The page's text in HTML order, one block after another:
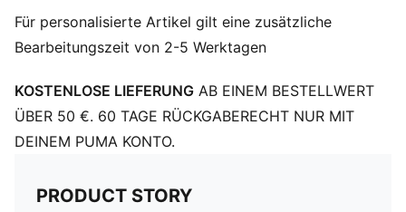
Plateau-Style
Robuste Gummilaufsohle
Für personalisierte Artikel gilt eine zusätzliche
Bearbeitungszeit von 2-5 Werktagen
KOSTENLOSE LIEFERUNG AB EINEM BESTELLWERT
ÜBER 50 €. 60 TAGE RÜCKGABERECHT NUR MIT
DEINEM PUMA KONTO.
PRODUCT STORY